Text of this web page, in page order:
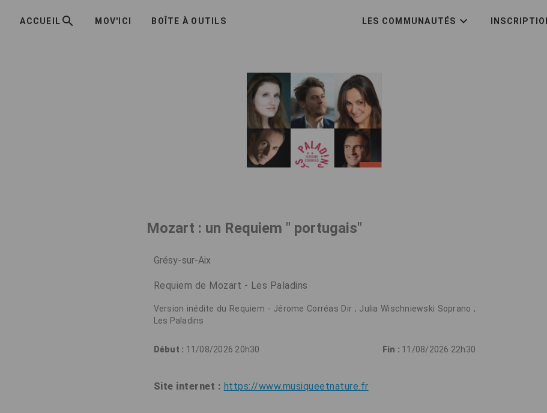
ACCUEIL MOV'ICI BOÎTE À OUTILS LES COMMUNAUTÉS
Mozart : un Requiem " portugais"
Grésy-sur-Aix
Requiem de Mozart - Les Paladins
Version inédite du Requiem - Jérome Corréas Dir ; Julia Wischniewski Soprano ;
Les Paladins
Début : 11/08/2026 20h30 Fin : 11/08/2026 22h30
Site internet : https://www.musiqueetnature.fr